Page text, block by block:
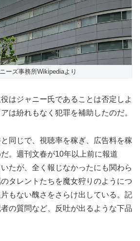
ーズ事務所Wikipediaより
はジャニー氏であることは否定しよ
は紛れもなく犯罪を補助したのだ。
同じで、視聴率を稼ぎ、広告料を稼
。週刊文春が10年以上前に報道
たが、全く報じなかったにも関わら
タレントたちを魔女狩りのようにつ
もない醜さをさらけ出している。記
の質問など、反吐が出るような下品